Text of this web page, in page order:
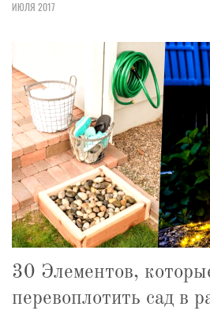
ИЮЛЯ 2017
30 Элементов,
перевоплотить сад в